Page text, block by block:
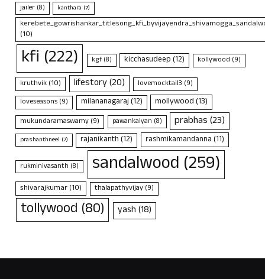
jailer (8) kanthara (7)
(10)
kfi (222) kgf(8) kicchasudeep(12) kollywood (9)
kruthvik(10) lifestory(20) lovemocktail3 (9)
loveseasons (9) milananagaraj(12) mollywood(13)
mukundaramaswamy (9) pawankalyan (8) prabhas(23)
prashanthneel (7) rajanikanth(12) rashmikamandanna(11)
rukminivasanth (8) sandalwood (259)
shivarajkumar(10) thalapathyvijay(9)
tollywood (80) yash(18)